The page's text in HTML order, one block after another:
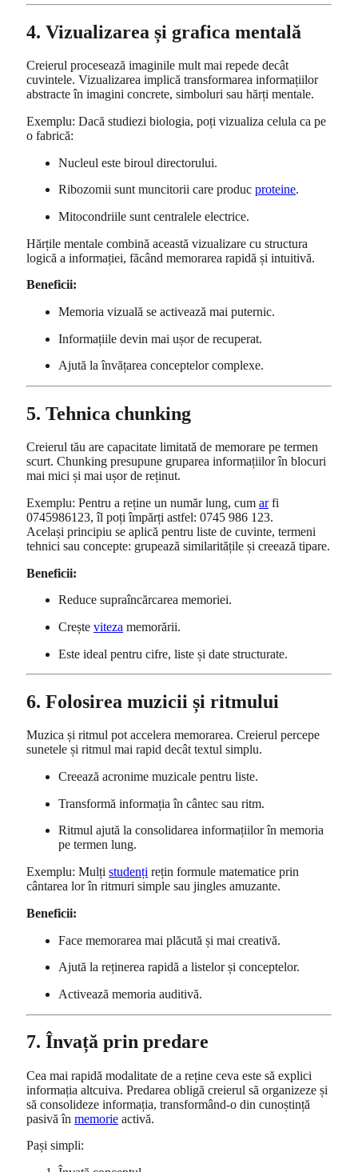
4. Vizualizarea și grafica mentală
Creierul procesează imaginile mult mai repede decât
cuvintele. Vizualizarea implică transformarea informațiilor
abstracte în imagini concrete, simboluri sau hărți mentale.
Exemplu: Dacă studiezi biologia, poți vizualiza celula ca pe
o fabrică:
Nucleul este biroul directorului.
Ribozomii sunt muncitorii care produc proteine.
Mitocondriile sunt centralele electrice.
Hărțile mentale combină această vizualizare cu structura
logică a informației, făcând memorarea rapidă și intuitivă.
Beneficii:
Memoria vizuală se activează mai puternic.
Informațiile devin mai ușor de recuperat.
Ajută la învățarea conceptelor complexe.
5. Tehnica chunking
Creierul tău are capacitate limitată de memorare pe termen
scurt. Chunking presupune gruparea informațiilor în blocuri
mai mici și mai ușor de reținut.
Exemplu: Pentru a reține un număr lung, cum arfi
0745986123, îl poți împărți astfel: 0745 986 123.
Același principiu se aplică pentru liste de cuvinte, termeni
tehnici sau concepte: grupează similaritățile și creează tipare.
Beneficii:
Reduce supraîncărcarea memoriei.
Crește viteza memorării.
Este ideal pentru cifre, liste și date structurate.
6. Folosirea muzicii și ritmului
Muzica și ritmul pot accelera memorarea. Creierul percepe
sunetele și ritmul mai rapid decât textul simplu.
Creează acronime muzicale pentru liste.
Transformă informația în cântec sau ritm.
Ritmul ajută la consolidarea informațiilor în memoria
pe termen lung.
Exemplu: Mulți studenți rețin formule matematice prin
cântarea lor în ritmuri simple sau jingles amuzante.
Beneficii:
Face memorarea mai plăcută și mai creativă.
Ajută la reținerea rapidă a listelor și conceptelor.
Activează memoria auditivă.
7. Învață prin predare
Cea mai rapidă modalitate de a reține ceva este să explici
informația altcuiva. Predarea obligă creierul să organizeze și
să consolideze informația, transformând-o din cunoștință
pasivă în memorie activă.
Pași simpli: